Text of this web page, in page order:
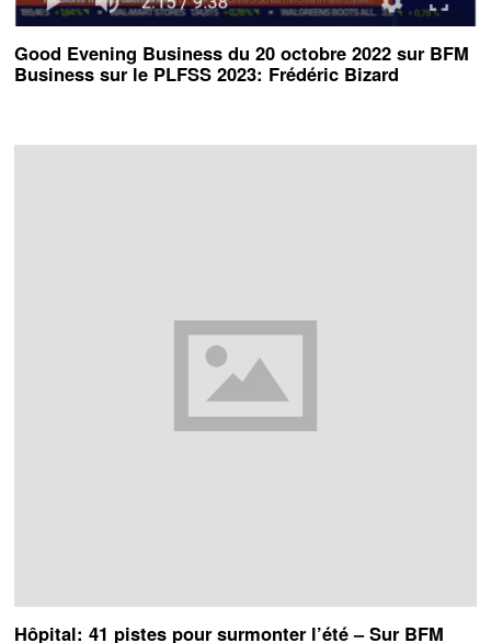
Good Evening Business du 20 octobre 2022 sur BFM
Business sur le PLFSS 2023: Frédéric Bizard
Hôpital: 41 pistes pour surmonter l’été – Sur BFM